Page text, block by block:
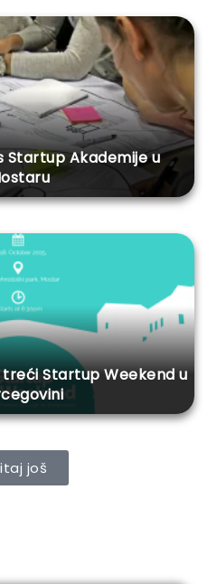
Startup Akademije u
Startup Weekend u
još